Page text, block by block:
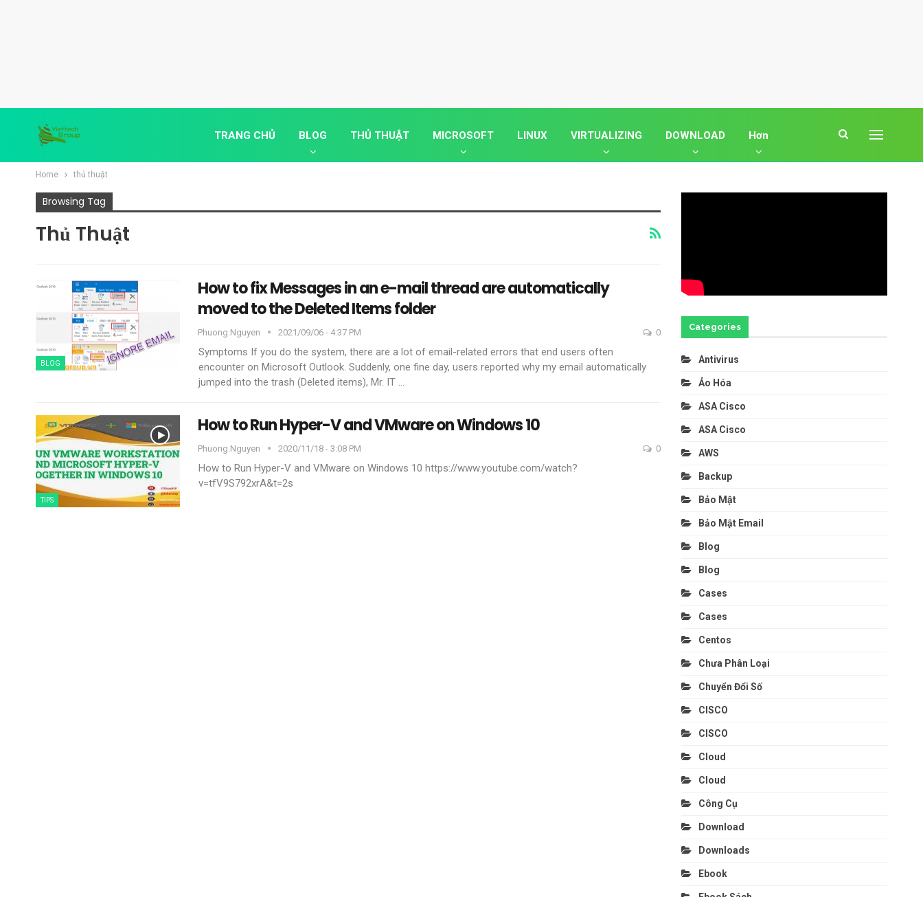
TRANG CHỦ BLOG THỦ THUẬT MICROSOFT LINUX VIRTUALIZING DOWNLOAD Hơn
Home thủ thuật
Browsing Tag
Thủ Thuật
BLOG
How to fix Messages in an e-mail thread are automatically
moved to the Deleted Items folder
Phuong.nguyen 2021/09/06 - 4:37 PM 0
Symptoms If you do the system, there are a lot of email-related errors that end users often
encounter on Microsoft Outlook. Suddenly, one fine day, users reported why my email automatically
jumped into the trash (Deleted items), Mr. IT …
TIPS
How to Run Hyper-V and VMware on Windows 10
Phuong.nguyen 2020/11/18 - 3:08 PM 0
How to Run Hyper-V and VMware on Windows 10 https://www.youtube.com/watch?
v=tfV9S792xrA&t=2s
Categories
Antivirus
Ảo Hóa
ASA Cisco
ASA Cisco
AWS
Backup
Bảo Mật
Bảo Mật Email
Blog
Blog
Cases
Cases
Centos
Chưa Phân Loại
Chuyển Đổi Số
CISCO
CISCO
Cloud
Cloud
Công Cụ
Download
Downloads
Ebook